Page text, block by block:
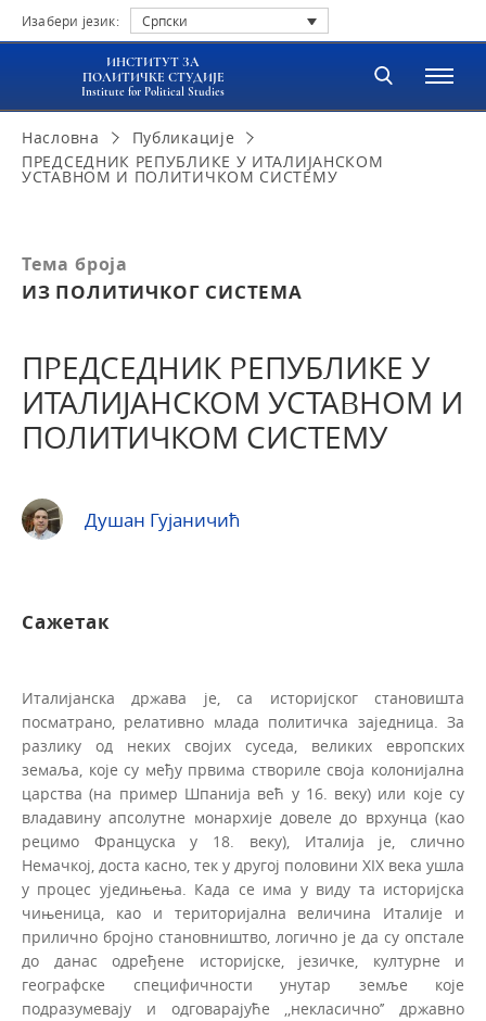
Изабери језик: Српски
ИНСТИТУТ ЗА
ПОЛИТИЧКЕ СТУДИЈЕ
Institute for Political Studies
Насловна
Публикације
ПРЕДСЕДНИК РЕПУБЛИКЕ У ИТАЛИЈАНСКОМ
УСТАВНОМ И ПОЛИТИЧКОМ СИСТЕМУ
Тема броја
ИЗ ПОЛИТИЧКОГ СИСТЕМА
ПРЕДСЕДНИК РЕПУБЛИКЕ У
ИТАЛИЈАНСКОМ УСТАВНОМ И
ПОЛИТИЧКОМ СИСТЕМУ
Душан Гујаничић
Сажетак
Италијанска држава је, са историјског становишта
посматрано, релативно млада политичка заједница. За
разлику од неких својих суседа, великих европских
земаља, које су међу првима створиле своја колонијална
царства (на пример Шпанија већ у 16. веку) или које су
владавину апсолутне монархије довеле до врхунца (као
рецимо Француска у 18. веку), Италија је, слично
Немачкој, доста касно, тек у другој половини XIX века ушла
у процес уједињења. Када се има у виду та историјска
чињеница, као и територијална величина Италије и
прилично бројно становништво, логично је да су опстале
до данас одређене историјске, језичке, културне и
географске специфичности унутар земље које
подразумевају и одговарајуће ,,некласично’’ државно